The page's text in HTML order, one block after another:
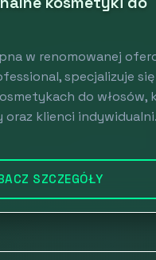
w renomowanej
specjalizuje
do włosów,
oraz klienci indywidualni.
SZCZEGÓŁY